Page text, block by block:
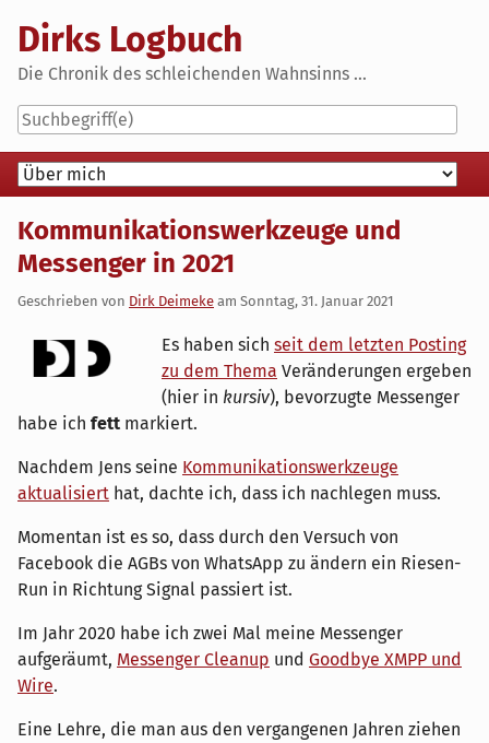
content
Dirks Logbuch
Die Chronik des schleichenden Wahnsinns ...
Navigation
Kommunikationswerkzeuge und
Messenger in 2021
Geschrieben von Dirk Deimeke am Sonntag, 31. Januar 2021
Es haben sich seit dem letzten Posting
zu dem Thema Veränderungen ergeben
(hier in kursiv), bevorzugte Messenger
habe ich fett markiert.
Nachdem Jens seine Kommunikationswerkzeuge
aktualisiert hat, dachte ich, dass ich nachlegen muss.
Momentan ist es so, dass durch den Versuch von
Facebook die AGBs von WhatsApp zu ändern ein Riesen-
Run in Richtung Signal passiert ist.
Im Jahr 2020 habe ich zwei Mal meine Messenger
aufgeräumt, Messenger Cleanup und Goodbye XMPP und
Wire.
Eine Lehre, die man aus den vergangenen Jahren ziehen